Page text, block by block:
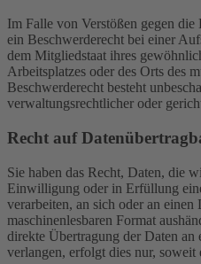
Im Falle von Verstößen gegen
ein Beschwerderecht bei einer
dem Mitgliedstaat ihres
Arbeitsplatzes oder des Orts des
Beschwerderecht besteht
verwaltungsrechtlicher oder
Recht auf
Sie haben das Recht, Daten, die
Einwilligung oder in Erfüllung
verarbeiten, an sich oder an
maschinenlesbaren Format
direkte Übertragung der Daten an
verlangen, erfolgt dies nur, soweit